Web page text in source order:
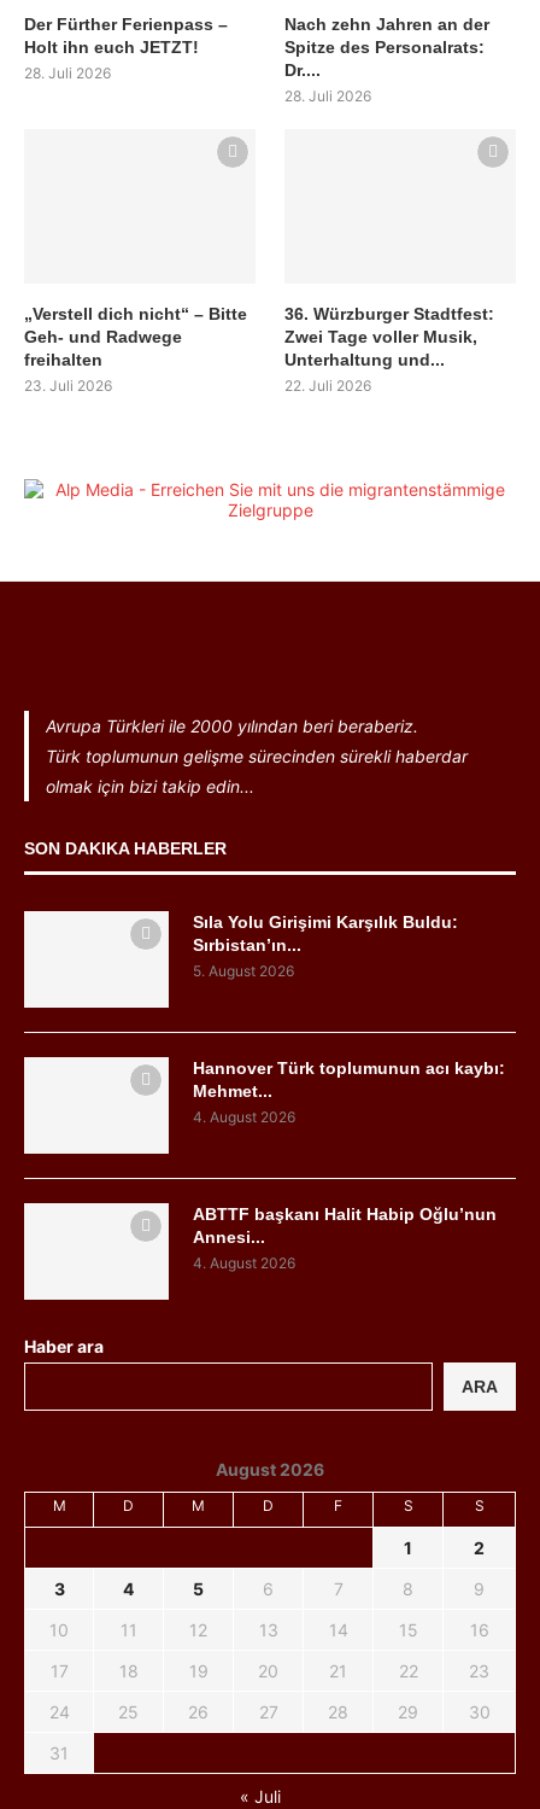
Der Fürther Ferienpass –
Holt ihn euch JETZT!
28. Juli 2026
Nach zehn Jahren an der
Spitze des Personalrats:
Dr....
28. Juli 2026
„Verstell dich nicht“ – Bitte
Geh- und Radwege
freihalten
23. Juli 2026
36. Würzburger Stadtfest:
Zwei Tage voller Musik,
Unterhaltung und...
22. Juli 2026
Avrupa Türkleri ile 2000 yılından beri beraberiz.
Türk toplumunun gelişme sürecinden sürekli haberdar
olmak için bizi takip edin...
SON DAKIKA HABERLER
Sıla Yolu Girişimi Karşılık Buldu:
Sırbistan’ın...
5. August 2026
Hannover Türk toplumunun acı kaybı:
Mehmet...
4. August 2026
ABTTF başkanı Halit Habip Oğlu’nun
Annesi...
4. August 2026
Haber ara
ARA
August 2026
M D M D F S S
1
2
3
4 5 6 7 8
9
10
11 12 13 14 15
16
17
18 19 20 21 22
23
24
25 26 27 28 29
30
31
« Juli